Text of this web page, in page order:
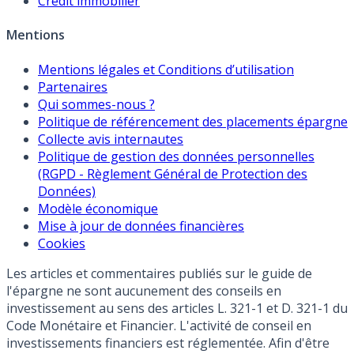
Mentions
Mentions légales et Conditions d’utilisation
Partenaires
Qui sommes-nous ?
Politique de référencement des placements épargne
Collecte avis internautes
Politique de gestion des données personnelles
(RGPD - Règlement Général de Protection des
Données)
Modèle économique
Mise à jour de données financières
Cookies
Les articles et commentaires publiés sur le guide de
l'épargne ne sont aucunement des conseils en
investissement au sens des articles L. 321-1 et D. 321-1 du
Code Monétaire et Financier. L'activité de conseil en
investissements financiers est réglementée. Afin d'être